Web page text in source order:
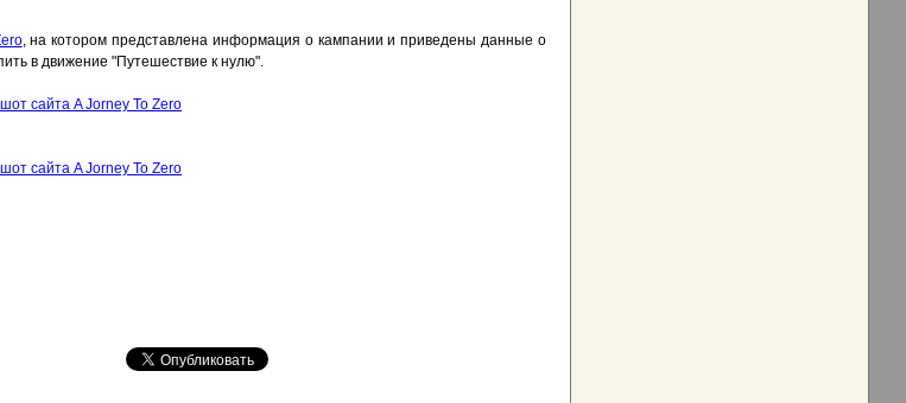
, на котором представлена информация о кампании и приведены данные о
в движение "Путешествие к нулю".